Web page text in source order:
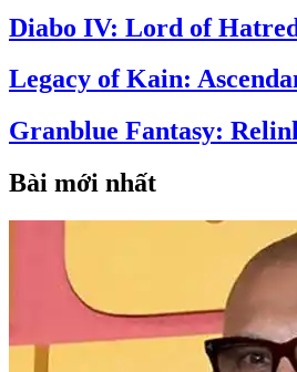
Diabo IV: Lord of
Legacy of Kain:
Granblue Fantasy:
Bài mới nhất